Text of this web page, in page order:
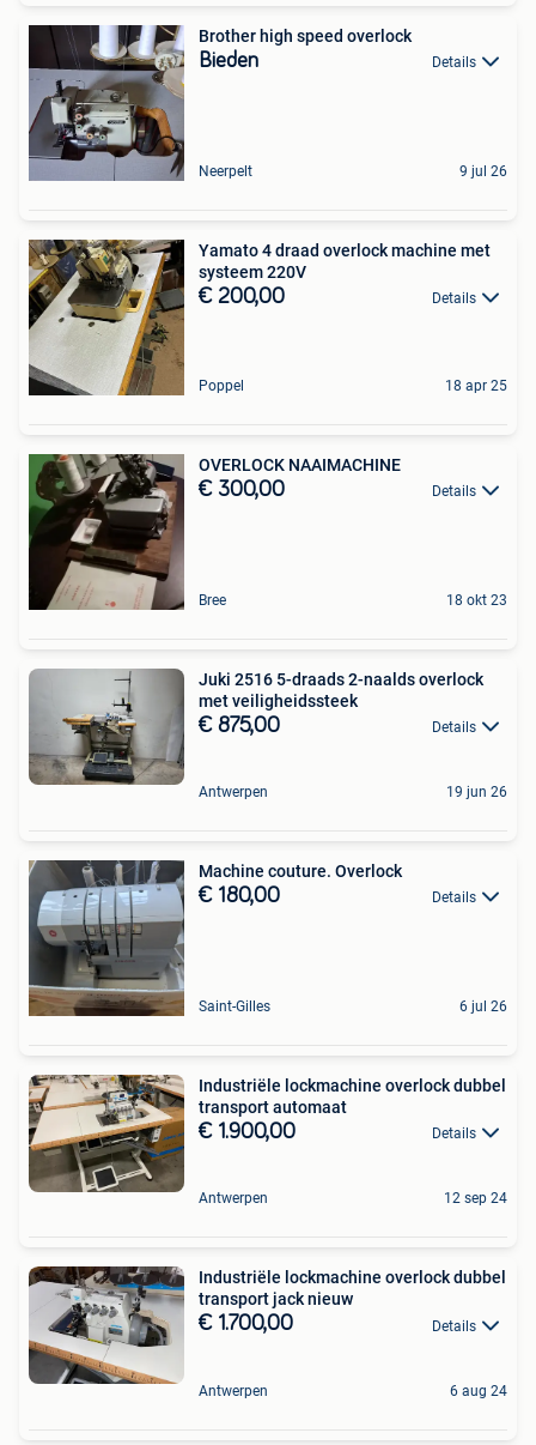
Brother high speed overlock
Bieden Details
Neerpelt 9 jul 26
Yamato 4 draad overlock machine met
systeem 220V
€ 200,00 Details
Poppel 18 apr 25
OVERLOCK NAAIMACHINE
€ 300,00 Details
Bree 18 okt 23
Juki 2516 5-draads 2-naalds overlock
met veiligheidssteek
€ 875,00 Details
Antwerpen 19 jun 26
Machine couture. Overlock
€ 180,00 Details
Saint-Gilles 6 jul 26
Industriële lockmachine overlock dubbel
transport automaat
€ 1.900,00 Details
Antwerpen 12 sep 24
Industriële lockmachine overlock dubbel
transport jack nieuw
€ 1.700,00 Details
Antwerpen 6 aug 24